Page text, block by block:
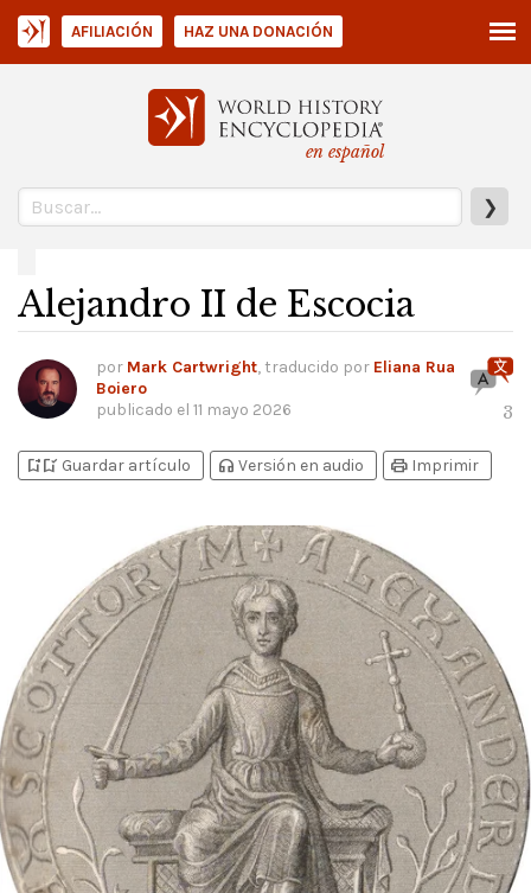
en español
❯
AFILIACIÓN HAZ UNA DONACIÓN
Alejandro II de Escocia
por Mark Cartwright, traducido por Eliana Rua
Boiero
publicado el 11 mayo 2026 3
bookmark_addbookmark_added Guardar artículo headphones Versión en audio print Imprimir